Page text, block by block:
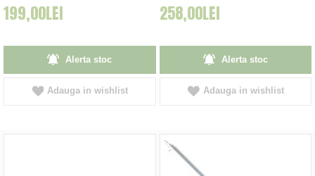
199,00LEI
Alerta stoc
Adauga in wishlist
258,00LEI
Alerta stoc
Adauga in wishlist